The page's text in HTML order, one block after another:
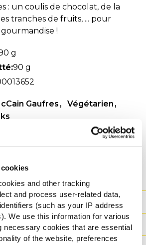
and other tracking
and process user-related data,
(such as your IP address
We use this information for various
necessary cookies that are essential
of the website, preferences
: un coulis de chocolat, de la
tranches de fruits, ... pour
!
g
90 g
Gaufres
Végétarien